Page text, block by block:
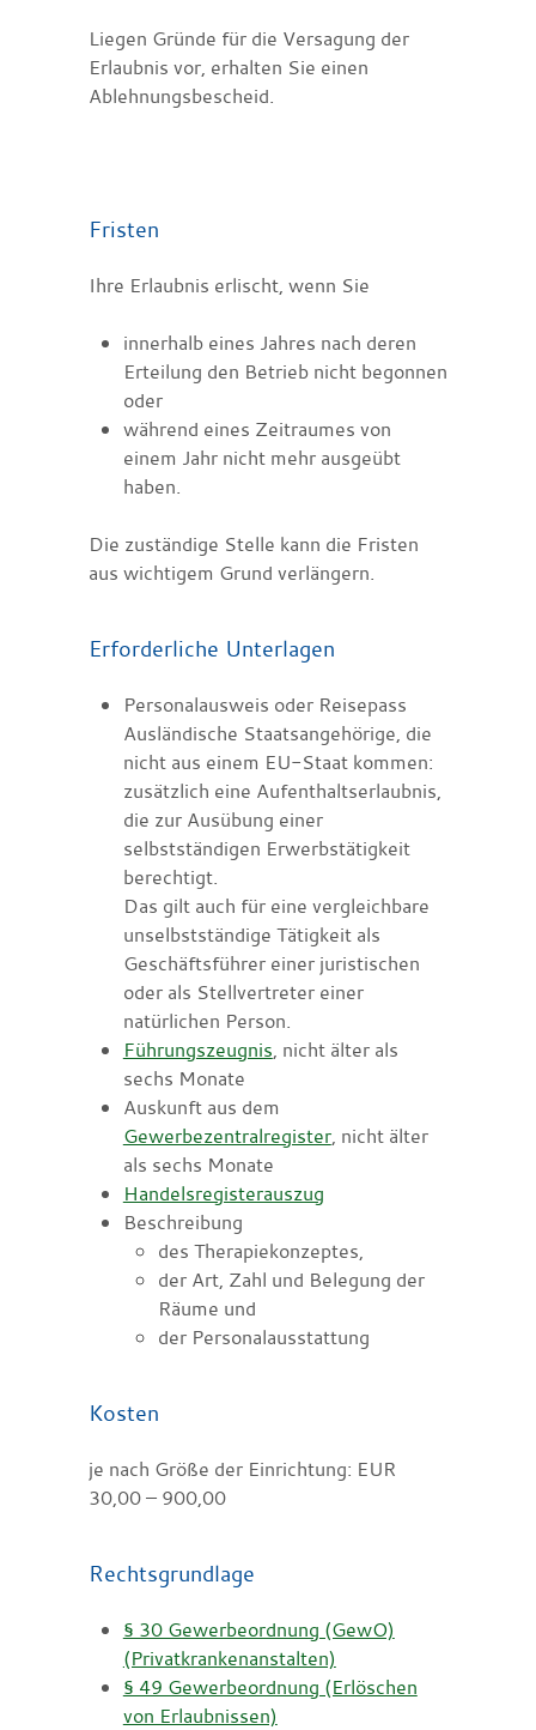
Liegen Gründe für die Versagung der
Erlaubnis vor, erhalten Sie einen
Ablehnungsbescheid.
Fristen
Ihre Erlaubnis erlischt, wenn Sie
innerhalb eines Jahres nach deren
Erteilung den Betrieb nicht begonnen
oder
während eines Zeitraumes von
einem Jahr nicht mehr ausgeübt
haben.
Die zuständige Stelle kann die Fristen
aus wichtigem Grund verlängern.
Erforderliche Unterlagen
Personalausweis oder Reisepass
Ausländische Staatsangehörige, die
nicht aus einem EU-Staat kommen:
zusätzlich eine Aufenthaltserlaubnis,
die zur Ausübung einer
selbstständigen Erwerbstätigkeit
berechtigt.
Das gilt auch für eine vergleichbare
unselbstständige Tätigkeit als
Geschäftsführer einer juristischen
oder als Stellvertreter einer
natürlichen Person.
Führungszeugnis, nicht älter als
sechs Monate
Auskunft aus dem
Gewerbezentralregister, nicht älter
als sechs Monate
Handelsregisterauszug
Beschreibung
des Therapiekonzeptes,
der Art, Zahl und Belegung der
Räume und
der Personalausstattung
Kosten
je nach Größe der Einrichtung: EUR
30,00 – 900,00
Rechtsgrundlage
§ 30 Gewerbeordnung (GewO)
(Privatkrankenanstalten)
§ 49 Gewerbeordnung (Erlöschen
von Erlaubnissen)